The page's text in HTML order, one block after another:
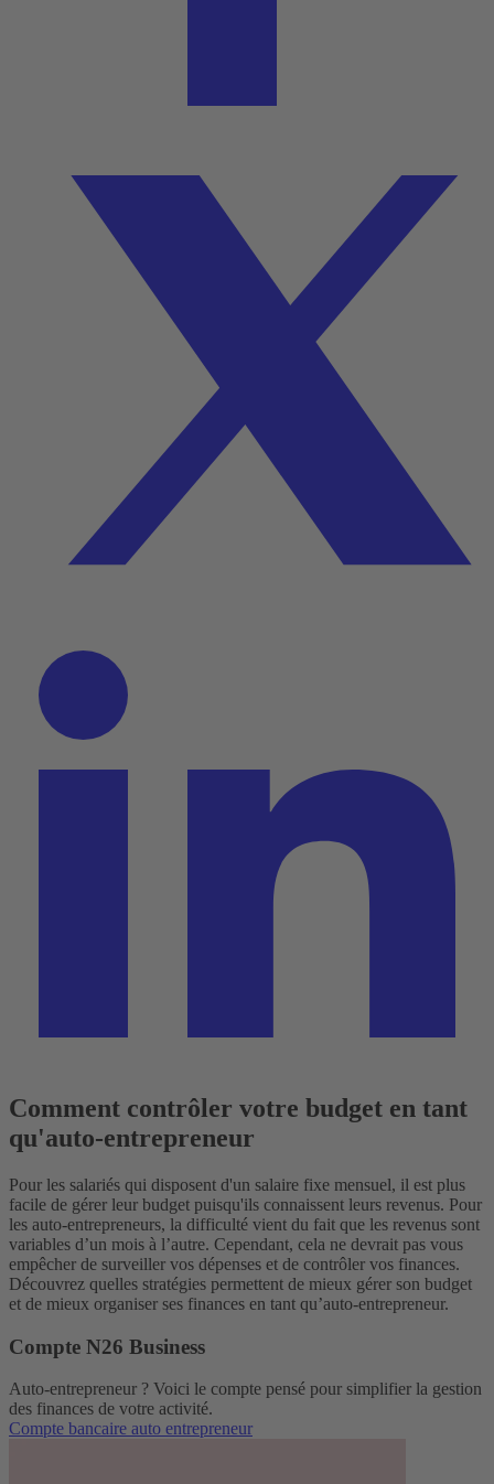
Comment contrôler votre budget en tant
qu'auto-entrepreneur
Pour les salariés qui disposent d'un salaire fixe mensuel, il est plus
facile de gérer leur budget puisqu'ils connaissent leurs revenus. Pour
les auto-entrepreneurs, la difficulté vient du fait que les revenus sont
variables d’un mois à l’autre. Cependant, cela ne devrait pas vous
empêcher de surveiller vos dépenses et de contrôler vos finances.
Découvrez quelles stratégies permettent de mieux gérer son budget
et de mieux organiser ses finances en tant qu’auto-entrepreneur.
Compte N26 Business
Auto-entrepreneur ? Voici le compte pensé pour simplifier la gestion
des finances de votre activité.
Compte bancaire auto entrepreneur